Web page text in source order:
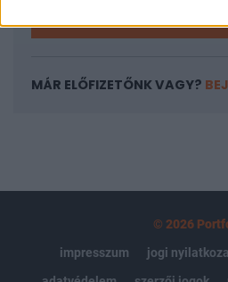
MÁR ELŐFIZETŐNK VAGY?
© 2026
impresszum
jogi